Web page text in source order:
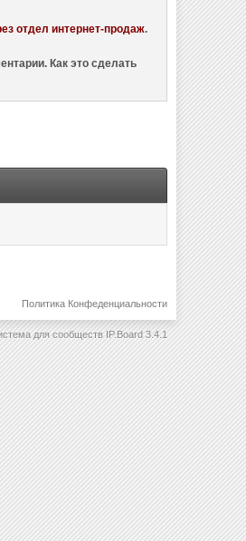
отдел интернет-продаж.
Как это сделать
Политика Конфеденциальности
для сообществ IP.Board 3.4.1